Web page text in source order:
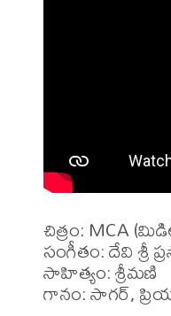
చిత్రం: MCA
సంగీతం: దేవి శ్రీ
సాహిత్యం: శ్రీమణి
గానం: సాగర్,